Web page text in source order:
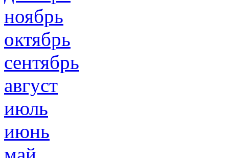
ноябрь
октябрь
сентябрь
август
июль
июнь